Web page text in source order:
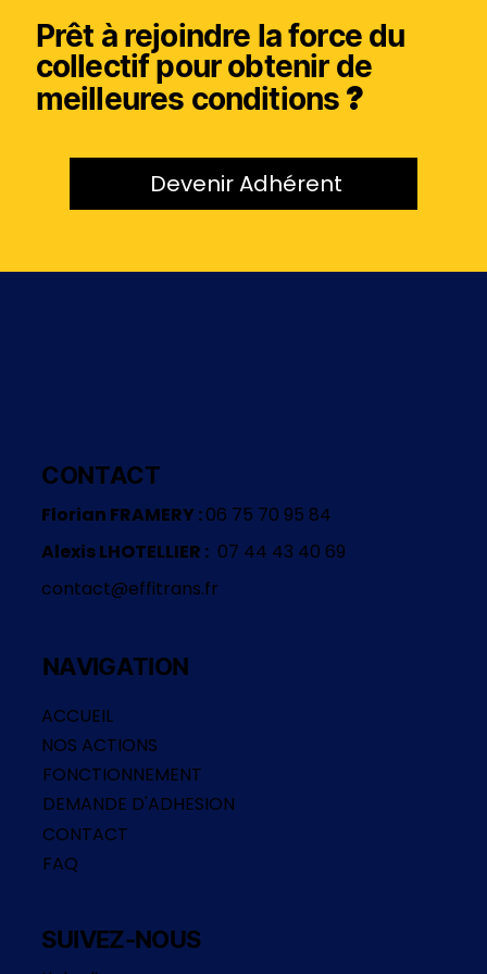
Prêt à rejoindre la force du
collectif pour obtenir de
meilleures conditions?
Devenir Adhérent
SUIVEZ-NOUS
CONTACT
Florian FRAMERY :06 75 70 95 84
Alexis LHOTELLIER : 07 44 43 40 69
contact@effitrans.fr
NAVIGATION
ACCUEIL
NOS ACTIONS
FONCTIONNEMENT
DEMANDE D'ADHESION
CONTACT
FAQ